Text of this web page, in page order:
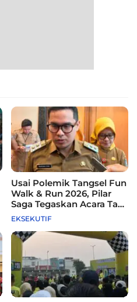
Usai Polemik Tangsel Fun
Walk & Run 2026, Pilar
Saga Tegaskan Acara Tak
Difasilitasi Pemkot
EKSEKUTIF